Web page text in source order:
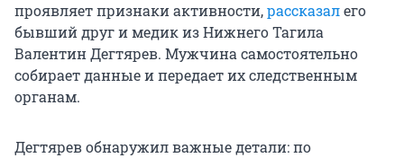
проявляет признаки активности,рассказалего
бывший друг и медик из Нижнего Тагила
Валентин Дегтярев. Мужчина самостоятельно
собирает данные и передает их следственным
органам.
Дегтярев обнаружил важные детали: по